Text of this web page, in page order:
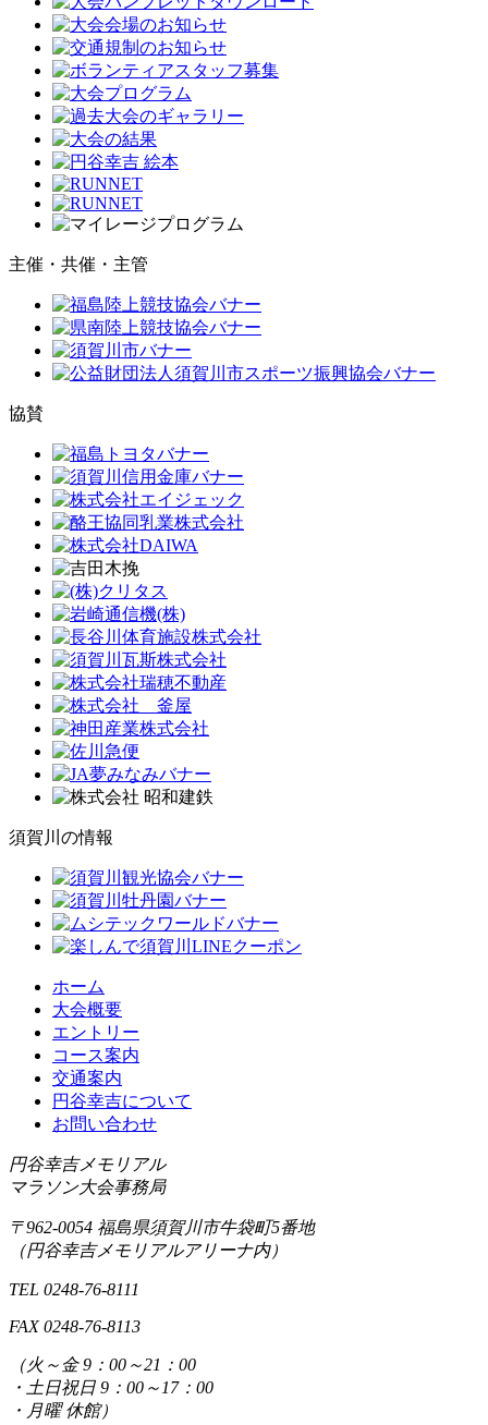
主催・共催・主管
協賛
須賀川の情報
ホーム
大会概要
エントリー
コース案内
交通案内
円谷幸吉について
お問い合わせ
円谷幸吉メモリアル
マラソン大会事務局
〒962-0054 福島県須賀川市牛袋町5番地
（円谷幸吉メモリアルアリーナ内）
TEL 0248-76-8111
FAX 0248-76-8113
（火～金 9：00～21：00
・ 土日祝日 9：00～17：00
・ 月曜 休館）